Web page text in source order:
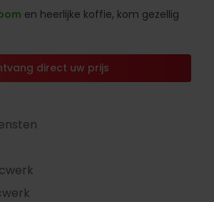
en heerlijke koffie, kom gezellig
direct uw prijs